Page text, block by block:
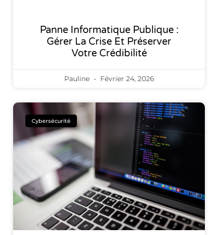
Panne Informatique Publique :
Gérer La Crise Et Préserver
Votre Crédibilité
Pauline Février 24, 2026
Cybersécurité